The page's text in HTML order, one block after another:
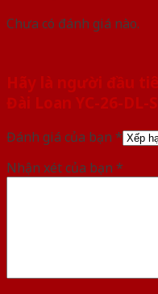
Chưa có đánh giá nào.
Hãy là người đầu
Đài Loan YC-26-DL-
Đánh giá của bạn *
Nhận xét của bạn *